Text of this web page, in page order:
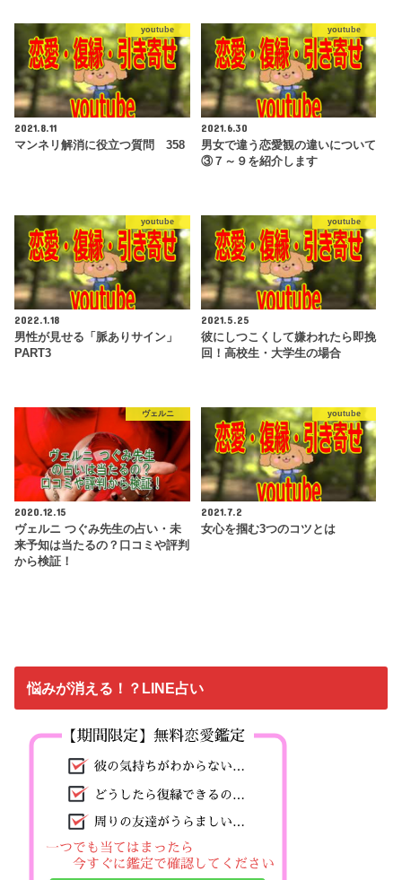
youtube
2021.8.11
マンネリ解消に役立つ質問 358
youtube
2021.6.30
男女で違う恋愛観の違いについて
③７～９を紹介します
youtube
2022.1.18
男性が見せる「脈ありサイン」
PART3
youtube
2021.5.25
彼にしつこくして嫌われたら即挽
回！高校生・大学生の場合
ヴェルニ
2020.12.15
ヴェルニ つぐみ先生の占い・未
来予知は当たるの？口コミや評判
から検証！
youtube
2021.7.2
女心を掴む3つのコツとは
悩みが消える！？LINE占い